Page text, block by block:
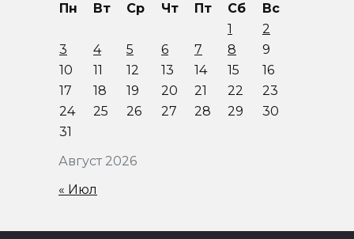
Август 2026
Пн Вт Ср Чт Пт Сб
Вс
1
2
3
4 5 6 7 8
9
10
11 12 13 14 15
16
17
18 19 20 21 22
23
24
25 26 27 28 29
30
31
« Июл